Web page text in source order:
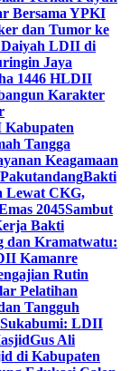
Bersama YPKI
dan Tumor ke
Daiyah LDII di
Jaya
1446 HLDII
Karakter
Tangga
Keagamaan
Bakti
Lewat CKG,
2045Sambut
Bakti
dan Kramatwatu:
Kamanre
Rutin
Pelatihan
Tangguh
LDII
Gus Ali
di Kabupaten